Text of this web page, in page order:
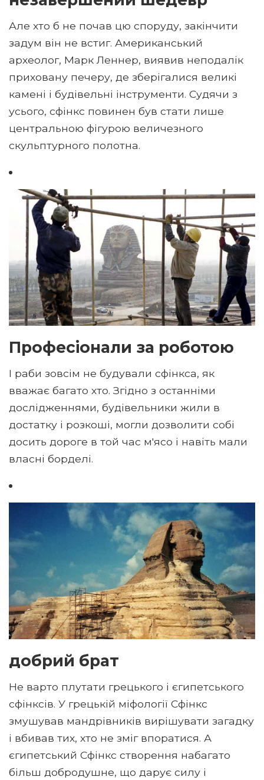
Але хто б не почав цю споруду, закінчити
задум він не встиг. Американський
археолог, Марк Леннер, виявив неподалік
приховану печеру, де зберігалися великі
камені і будівельні інструменти. Судячи з
усього, сфінкс повинен був стати лише
центральною фігурою величезного
скульптурного полотна.
Професіонали за роботою
І раби зовсім не будували сфінкса, як
вважає багато хто. Згідно з останніми
дослідженнями, будівельники жили в
достатку і розкоші, могли дозволити собі
досить дороге в той час м'ясо і навіть мали
власні борделі.
добрий брат
Не варто плутати грецького і єгипетського
сфінксів. У грецькій міфології Сфінкс
змушував мандрівників вирішувати загадку
і вбивав тих, хто не зміг впоратися. А
єгипетський Сфінкс створення набагато
більш добродушне, що дарує силу і